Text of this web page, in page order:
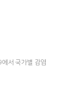
서 국가별 감염